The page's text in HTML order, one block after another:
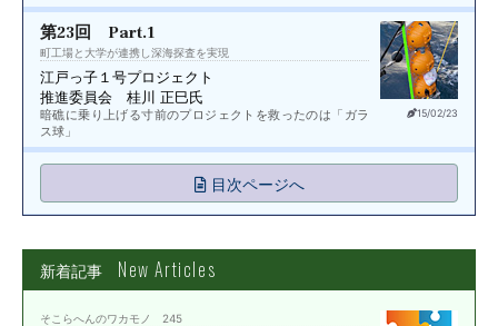
15/02/23
第23回 Part.1
町工場と大学が連携し深海探査を実現
江戸っ子１号プロジェクト
推進委員会 桂川 正巳氏
暗礁に乗り上げる寸前のプロジェクトを救ったのは「ガラ
ス球」
目次ページへ
新着記事 New Articles
そこらへんのワカモノ 245